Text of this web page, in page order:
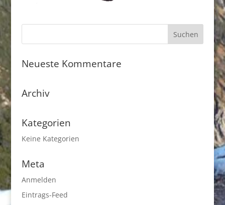
Neueste Kommentare
Archiv
Kategorien
Keine Kategorien
Meta
Anmelden
Eintrags-Feed